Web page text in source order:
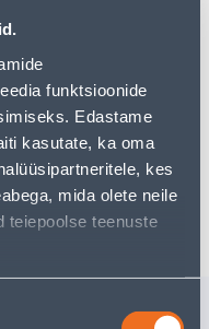
funktsioonide
Edastame
kasutate, ka oma
kes
mida olete neile
teiepoolse teenuste
от 2-5 tööpäeva
2-5 tööpäeva